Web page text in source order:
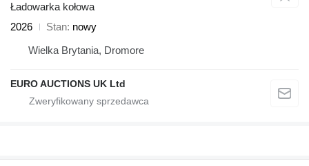
Ładowarka kołowa
2026
Stan nowy
Wielka Brytania, Dromore
EURO AUCTIONS UK Ltd